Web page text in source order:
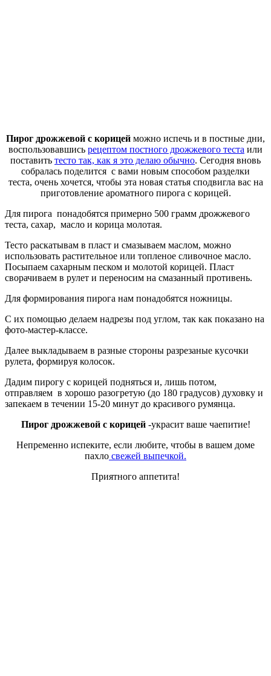
Пирог дрожжевой с корицей можно испечь и в постные дни,
воспользовавшись рецептом постного дрожжевого теста или
поставить тесто так, как я это делаю обычно. Сегодня вновь
собралась поделится с вами новым способом разделки
теста, очень хочется, чтобы эта новая статья сподвигла вас на
приготовление ароматного пирога с корицей.
Для пирога понадобятся примерно 500 грамм дрожжевого
теста, сахар, масло и корица молотая.
Тесто раскатывам в пласт и смазываем маслом, можно
использовать растительное или топленое сливочное масло.
Посыпаем сахарным песком и молотой корицей. Пласт
сворачиваем в рулет и переносим на смазанный противень.
Для формирования пирога нам понадобятся ножницы.
С их помощью делаем надрезы под углом, так как показано на
фото-мастер-классе.
Далее выкладываем в разные стороны разрезаные кусочки
рулета, формируя колосок.
Дадим пирогу с корицей подняться и, лишь потом,
отправляем в хорошо разогретую (до 180 градусов) духовку и
запекаем в течении 15-20 минут до красивого румянца.
Пирог дрожжевой с корицей-украсит ваше чаепитие!
Непременно испеките, если любите, чтобы в вашем доме
пахло свежей выпечкой.
Приятного аппетита!